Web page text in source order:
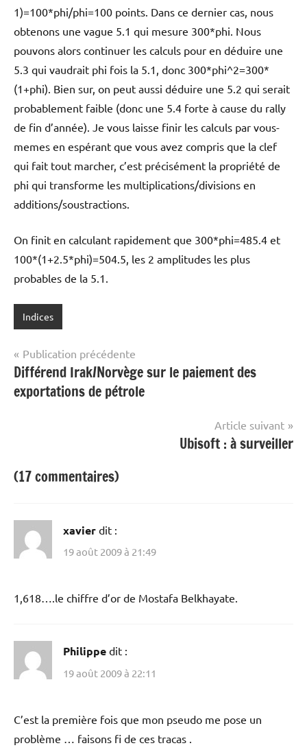
1)=100*phi/phi=100 points. Dans ce dernier cas, nous
obtenons une vague 5.1 qui mesure 300*phi. Nous
pouvons alors continuer les calculs pour en déduire une
5.3 qui vaudrait phi fois la 5.1, donc 300*phi^2=300*
(1+phi). Bien sur, on peut aussi déduire une 5.2 qui serait
probablement faible (donc une 5.4 forte à cause du rally
de fin d’année). Je vous laisse finir les calculs par vous-
memes en espérant que vous avez compris que la clef
qui fait tout marcher, c’est précisément la propriété de
phi qui transforme les multiplications/divisions en
additions/soustractions.
On finit en calculant rapidement que 300*phi=485.4 et
100*(1+2.5*phi)=504.5, les 2 amplitudes les plus
probables de la 5.1.
Indices
Navigation
de
l’article
Publication précédente
Différend Irak/Norvège sur le paiement des
exportations de pétrole
Article suivant
Ubisoft : à surveiller
(17 commentaires)
xavier dit :
19 août 2009 à 21:49
1,618….le chiffre d’or de Mostafa Belkhayate.
Philippe dit :
19 août 2009 à 22:11
C’est la première fois que mon pseudo me pose un
problème … faisons fi de ces tracas .